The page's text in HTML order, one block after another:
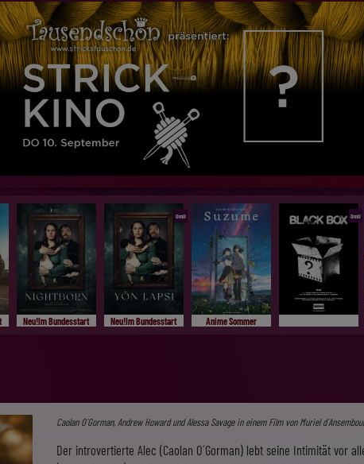
Neu!Im Bundesstart
OmU
Neu!Im Bundesstart Anime Sommer
OmU
Caolan O´Gorman, Andrew Howard und Alessa Savage in einem Film von Muriel
Der introvertierte Alec (Caolan O´Gorman) lebt seine Intimität vor